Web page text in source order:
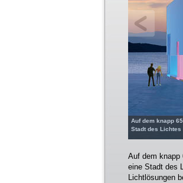
Auf dem knapp
Stadt des Lichtes
Auf dem knapp
eine Stadt des
Lichtlösungen